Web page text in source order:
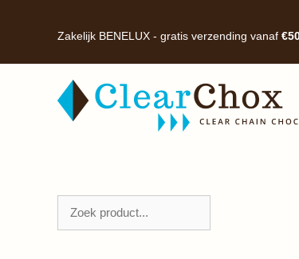
inhoud
Zakelijk BENELUX - gratis verzending vanaf €